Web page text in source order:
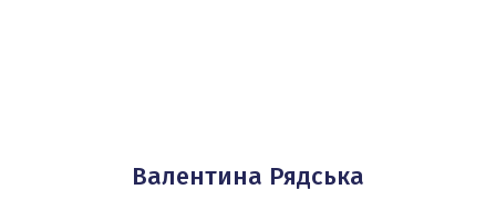
Валентина Рядська